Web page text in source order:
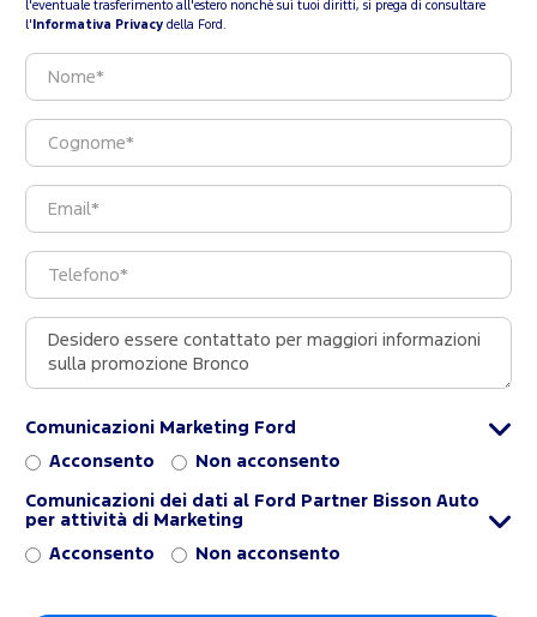
l'eventuale trasferimento all'estero nonchè sui tuoi diritti, si prega di consultare
l' Informativa Privacy della Ford.
Comunicazioni Marketing Ford
Acconsento Non acconsento
Comunicazioni dei dati al Ford Partner Bisson Auto
per attività di Marketing
Acconsento Non acconsento